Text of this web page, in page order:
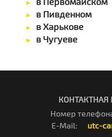
в Пивденном
в Харькове
в Чугуеве
Номер
E-Mail: utc-